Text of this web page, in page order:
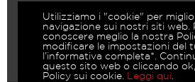
Iscriviti
Utilizziamo i "cookie" per
navigazione sui nostri siti web.
conoscere meglio la nostra
modificare le impostazioni del
l’informativa completa*.
questo sito web o cliccando
Policy sui cookie.
Leggi qui